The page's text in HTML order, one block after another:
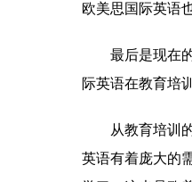
欧美思国际英语
最后是现在
际英语在教育培
从教育培训
英语有着庞大的